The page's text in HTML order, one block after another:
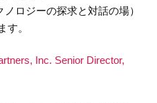
ロジーの探求と対話の場）
す。
Inc. Senior Director,